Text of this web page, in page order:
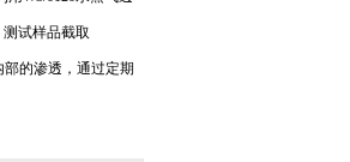
试样品截取
的渗透，通过定期